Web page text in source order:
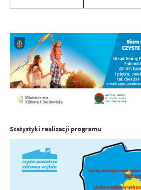
Statystyki realizacji programu